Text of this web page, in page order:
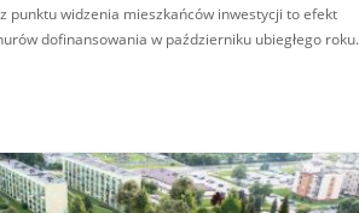
punktu widzenia mieszkańców inwestycji to efekt
dofinansowania w październiku ubiegłego roku.